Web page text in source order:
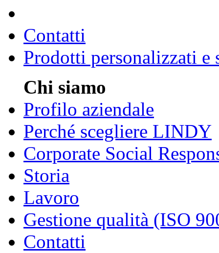
Contatti
Prodotti personalizzati e
Chi siamo
Profilo aziendale
Perché scegliere LINDY
Corporate Social
Storia
Lavoro
Gestione qualità (ISO
Contatti